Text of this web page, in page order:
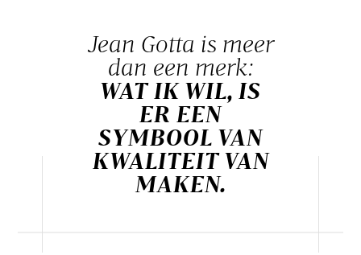
Jean Gotta is meer
dan een merk:
WAT IK WIL, IS
ER EEN
SYMBOOL VAN
KWALITEIT VAN
MAKEN.